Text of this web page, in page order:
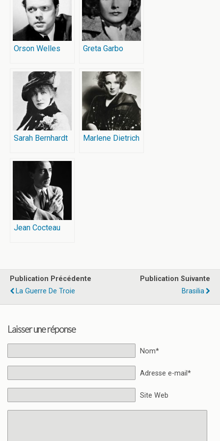
Orson Welles Greta Garbo
Sarah Bernhardt Marlene Dietrich
Jean Cocteau
Publication Précédente
La Guerre De Troie
Publication Suivante
Brasilia
Laisser une réponse
Nom*
Adresse e-mail*
Site Web